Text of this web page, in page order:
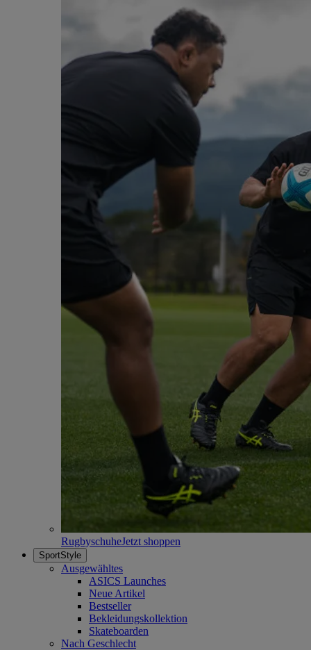
RugbyschuheJetzt shoppen
SportStyle
Ausgewähltes
ASICS Launches
Neue Artikel
Bestseller
Bekleidungskollektion
Skateboarden
Nach Geschlecht